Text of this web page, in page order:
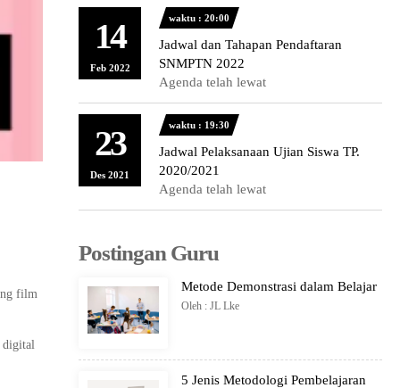
film
digital
14
Feb 2022
waktu : 20:00
Jadwal dan Tahapan Pendaftaran
SNMPTN 2022
Agenda telah lewat
23
Des 2021
waktu : 19:30
Jadwal Pelaksanaan Ujian Siswa TP.
2020/2021
Agenda telah lewat
Postingan Guru
Metode Demonstrasi dalam Belajar
Oleh : JL Lke
5 Jenis Metodologi Pembelajaran